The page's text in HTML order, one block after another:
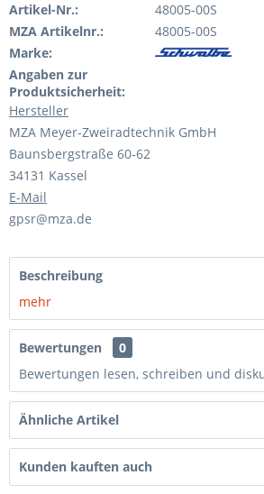
Artikel-Nr.:
48005-00S
MZA Artikelnr.:
48005-00S
Marke:
Angaben zur
Produktsicherheit:
Hersteller
MZA Meyer-Zweiradtechnik GmbH
Baunsbergstraße 60-62
34131 Kassel
E-Mail
gpsr@mza.de
Beschreibung
mehr
Bewertungen
0
Bewertungen lesen, schreiben und
Ähnliche Artikel
Kunden kauften auch